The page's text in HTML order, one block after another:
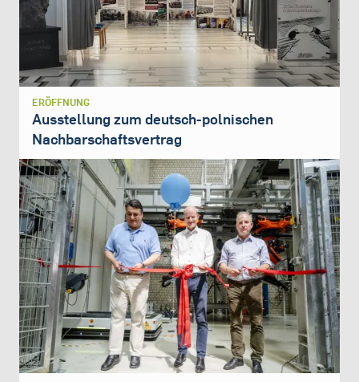
ERÖFFNUNG
Ausstellung zum deutsch-polnischen
Nachbarschaftsvertrag